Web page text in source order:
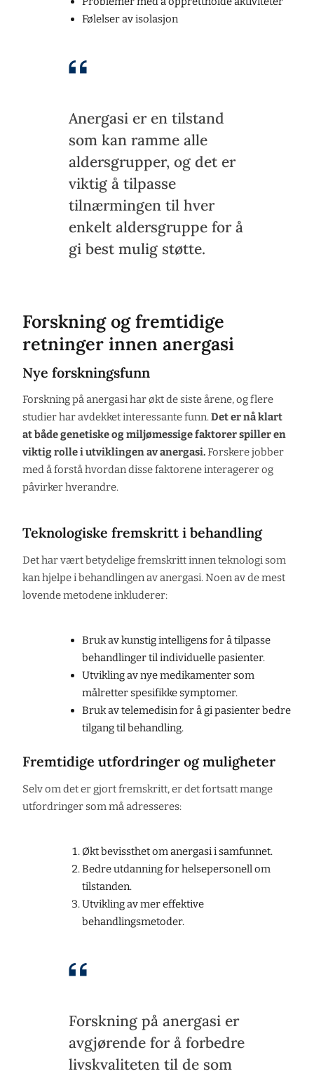
Følelser av isolasjon
Anergasi er en tilstand
som kan ramme alle
aldersgrupper, og det er
viktig å tilpasse
tilnærmingen til hver
enkelt aldersgruppe for å
gi best mulig støtte.
Forskning og fremtidige
retninger innen anergasi
Nye forskningsfunn
Forskning på anergasi har økt de siste årene, og flere
studier har avdekket interessante funn.Det er nå klart
at både genetiske og miljømessige faktorer spiller en
viktig rolle i utviklingen av anergasi.Forskere jobber
med å forstå hvordan disse faktorene interagerer og
påvirker hverandre.
Teknologiske fremskritt i behandling
Det har vært betydelige fremskritt innen teknologi som
kan hjelpe i behandlingen av anergasi. Noen av de mest
lovende metodene inkluderer:
Bruk av kunstig intelligens for å tilpasse
behandlinger til individuelle pasienter.
Utvikling av nye medikamenter som
målretter spesifikke symptomer.
Bruk av telemedisin for å gi pasienter bedre
tilgang til behandling.
Fremtidige utfordringer og muligheter
Selv om det er gjort fremskritt, er det fortsatt mange
utfordringer som må adresseres:
Økt bevissthet om anergasi i samfunnet.
Bedre utdanning for helsepersonell om
tilstanden.
Utvikling av mer effektive
behandlingsmetoder.
Forskning på anergasi er
avgjørende for å forbedre
livskvaliteten til de som